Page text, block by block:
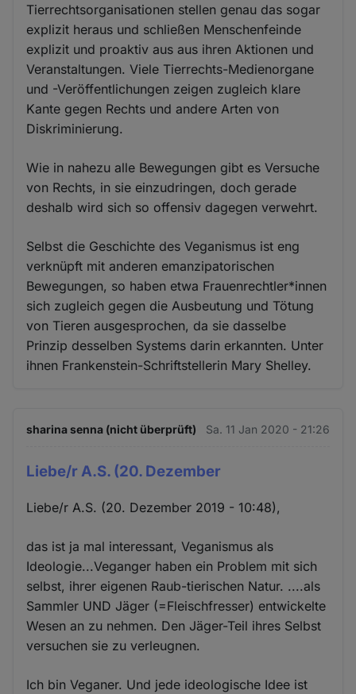
Tierrechtsorganisationen stellen genau das sogar
explizit heraus und schließen Menschenfeinde
explizit und proaktiv aus aus ihren Aktionen und
Veranstaltungen. Viele Tierrechts-Medienorgane
und -Veröffentlichungen zeigen zugleich klare
Kante gegen Rechts und andere Arten von
Diskriminierung.
Wie in nahezu alle Bewegungen gibt es Versuche
von Rechts, in sie einzudringen, doch gerade
deshalb wird sich so offensiv dagegen verwehrt.
Selbst die Geschichte des Veganismus ist eng
verknüpft mit anderen emanzipatorischen
Bewegungen, so haben etwa Frauenrechtler*innen
sich zugleich gegen die Ausbeutung und Tötung
von Tieren ausgesprochen, da sie dasselbe
Prinzip desselben Systems darin erkannten. Unter
ihnen Frankenstein-Schriftstellerin Mary Shelley.
sharina senna (nicht überprüft) Sa. 11 Jan 2020 - 21:26
Liebe/r A.S. (20. Dezember
Liebe/r A.S. (20. Dezember 2019 - 10:48),
das ist ja mal interessant, Veganismus als
Ideologie...Veganger haben ein Problem mit sich
selbst, ihrer eigenen Raub-tierischen Natur. ....als
Sammler UND Jäger (=Fleischfresser) entwickelte
Wesen an zu nehmen. Den Jäger-Teil ihres Selbst
versuchen sie zu verleugnen.
Ich bin Veganer. Und jede ideologische Idee ist